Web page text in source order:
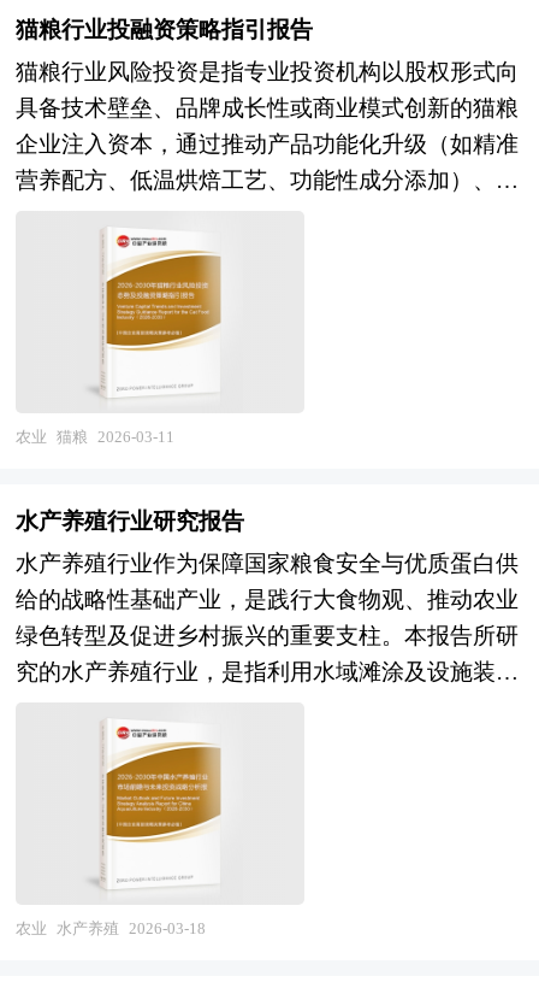
海带等海水养殖品种方面形成规模优势，部分企业
在工厂化循环水养殖、深远海养殖装备及生物饵料
研发方面取得技术突破，稻渔综合种养、大水面生
态渔业等绿色养殖模式快速推广，水产种业振兴行
动全面启动。展望"十五五"时期，中国水产养殖行
业将迎来大食物观深化与海洋强国建设共振的战略
机遇。技术演进维度，基于多组学的分子育种技
术、智能感知与精准投喂系统、以及深远海养殖工
船的规模化应用，将推动水产养殖从"经验依
赖"向"数据智能驱动"范式变革；空间拓展维度，
随着专属经济区及深远海养殖政策完善，重力式网
箱、桁架类网箱及养殖工船等装备的大型化、智能
及碳汇渔业方法学开发，将重塑产业生态足迹与可
持续发展能力；产业升级维度，水产品预制菜开
发、冷链物流体系完善及品牌化营销将提升价值链
地位，从"卖原料"向"卖产品""卖品牌"转型；种业
振兴维度，水产核心种源自主可控率提升与良种覆
咨询报告由中研普华咨询公司领衔撰写，在大量周
密的市场调研基础上，主要依据了国家统计局、国
家商务部、国家发改委、国家经济信息中心、国务
院发展研究中心、国家海关总署、全国商业信息中
心、中国经济景气监测中心、中国行业研究网、全
国及海外相关报刊杂志的基础信息以及水产养殖行
（冷链物流、农产品加工、品牌营销）的全产业链
为代表的生物农业，以物联网、人工智能、区块链
为支撑的数字农业，以植物工厂、垂直农场为标志
的设施农业，以及以种养结合、废弃物资源化利用
为特征的循环农业等。随着乡村振兴战略的深入实
施与农业强国建设的全面推进，新型农业正从局部
试点示范向系统集成推广转变，其产业边界不断向
食品制造、生物医药、新能源、碳汇交易等跨界领
域延伸。 《2026-2030年新型农业项目商业计划
书》为中研普华公司独家首创针对项目投融资咨询
服务的专项计划书。计划书分为：行业通用版、专
业定制版。行业通用版是中研普华根据行业一般水
划书，企业可以自行补充单位信息，稍做调整就可
以作为项目计划书使用。我们也可以根据企业具体
项目要求专项编写专业定制版，并根据详细要求合
理报价，为企业项目立项、上马、融资提供全程指
引服务。 本计划书主要有以下几大用途： 审批国
会影响； 吸引外商投资——国际规范格式、遵从
外资政策、确保外商利益； 吸引风险投资——金
融业规范格式、规避项目风险、保障收益回报；
友好企业合作——行业规范格式、互利的实施方
案、谨慎的市场评估； 项目评比——专家完全版
格式、严密的实施计划、精确的收益评估。 商业
猫粮行业投融资策略指引报告
猫粮行业风险投资是指专业投资机构以股权形式向
具备技术壁垒、品牌成长性或商业模式创新的猫粮
企业注入资本，通过推动产品功能化升级（如精准
营养配方、低温烘焙工艺、功能性成分添加）、供
署）与消费场景数字化变革（DTC模式、订阅制喂
养、AI健康推荐）实现高回报退出的资本运作行
为。在当代热点驱动下，该领域投资逻辑已从单纯
规模扩张转向对“科学养宠”底层需求的深度挖掘，
资本高度聚焦于宠物营养与健康数据的融合应用、
可持续包装与低碳供应链的ESG实践，以及高毛利
布局。 风险投资是在创业企业发展初期投入风险
所投入的资本由股权形态转化为资金形态，以收回
投资，取得高额风险收益。全球风险资本市场已进
入新一轮快速发展的周期。除了成熟投资热点地区
外，包括中国和印度、英国等新兴热点地区的风险
投资市场发展快速升温。中国的风险投资起步于20
世纪80年代，在市场经济的大潮中，中国的风险投
资事业已经有了较大的发展。随着中国经济持续稳
定地高速增长和资本市场的逐步完善，中国的资本
市场在最近几年呈现出强劲的增长态势，投资于中
国市场的高回报率使中国成为全球资本关注的战略
要地。 本报告由中研普华咨询公司领衔撰写，在
农业 猫粮 2026-03-11
水产养殖行业研究报告
水产养殖行业作为保障国家粮食安全与优质蛋白供
给的战略性基础产业，是践行大食物观、推动农业
绿色转型及促进乡村振兴的重要支柱。本报告所研
究的水产养殖行业，是指利用水域滩涂及设施装
产水生动植物产品的农业生产活动，涵盖淡水养殖
（鱼类、甲壳类、贝类）、海水养殖（海珍品、藻
类、贝类）及深远海养殖、稻渔综合种养等多元模
式，并延伸至苗种繁育、饲料加工、动保投入品、
加工流通及休闲渔业等完整产业链。该行业横跨水
生生物学、营养与饲料学、生态学、装备工程及食
农业 水产养殖 2026-03-18